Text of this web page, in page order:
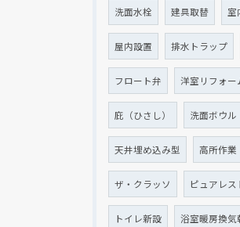
洗面水栓 建具取替 室
屋内設置 排水トラップ
フロート弁 洋室リフォー
庇（ひさし） 洗面ボウル
天井埋め込み型 高所作業
ザ・クラッソ ピュアレス
トイレ新設 浴室暖房換気